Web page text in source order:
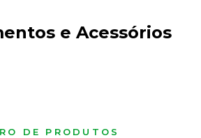
e Acessórios
DE PRODUTOS